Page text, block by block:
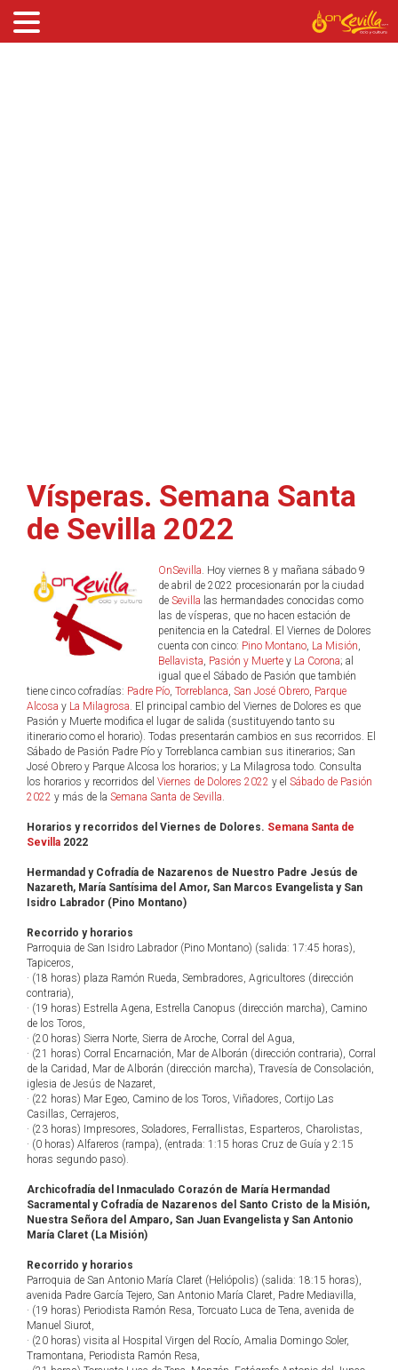
Vísperas. Semana Santa
de Sevilla 2022
OnSevilla. Hoy viernes 8 y mañana sábado 9
de abril de 2022 procesionarán por la ciudad
de Sevilla las hermandades conocidas como
las de vísperas, que no hacen estación de
penitencia en la Catedral. El Viernes de Dolores
cuenta con cinco: Pino Montano, La Misión,
Bellavista, Pasión y Muertey La Corona; al
igual que el Sábado de Pasión que también
tiene cinco cofradías: Padre Pío, Torreblanca, San José Obrero, Parque
Alcosa y La Milagrosa. El principal cambio del Viernes de Dolores es que
Pasión y Muerte modifica el lugar de salida (sustituyendo tanto su
itinerario como el horario). Todas presentarán cambios en sus recorridos. El
Sábado de Pasión Padre Pío y Torreblanca cambian sus itinerarios; San
José Obrero y Parque Alcosa los horarios; y La Milagrosa todo. Consulta
los horarios y recorridos del Viernes de Dolores 2022 y el Sábado de Pasión
2022 y más de la Semana Santa de Sevilla.
Horarios y recorridos del Viernes de Dolores. Semana Santa de
Sevilla 2022
Hermandad y Cofradía de Nazarenos de Nuestro Padre Jesús de
Nazareth, María Santísima del Amor, San Marcos Evangelista y San
Isidro Labrador (Pino Montano)
Recorrido y horarios
Parroquia de San Isidro Labrador (Pino Montano) (salida: 17:45 horas),
Tapiceros,
· (18 horas) plaza Ramón Rueda, Sembradores, Agricultores (dirección
contraria),
· (19 horas) Estrella Agena, Estrella Canopus (dirección marcha), Camino
de los Toros,
· (20 horas) Sierra Norte, Sierra de Aroche, Corral del Agua,
· (21 horas) Corral Encarnación, Mar de Alborán (dirección contraria), Corral
de la Caridad, Mar de Alborán (dirección marcha), Travesía de Consolación,
iglesia de Jesús de Nazaret,
· (22 horas) Mar Egeo, Camino de los Toros, Viñadores, Cortijo Las
Casillas, Cerrajeros,
· (23 horas) Impresores, Soladores, Ferrallistas, Esparteros, Charolistas,
· (0 horas) Alfareros (rampa), (entrada: 1:15 horas Cruz de Guía y 2:15
horas segundo paso).
Archicofradía del Inmaculado Corazón de María Hermandad
Sacramental y Cofradía de Nazarenos del Santo Cristo de la Misión,
Nuestra Señora del Amparo, San Juan Evangelista y San Antonio
María Claret (La Misión)
Recorrido y horarios
Parroquia de San Antonio María Claret (Heliópolis) (salida: 18:15 horas),
avenida Padre García Tejero, San Antonio María Claret, Padre Mediavilla,
· (19 horas) Periodista Ramón Resa, Torcuato Luca de Tena, avenida de
Manuel Siurot,
· (20 horas) visita al Hospital Virgen del Rocío, Amalia Domingo Soler,
Tramontana, Periodista Ramón Resa,